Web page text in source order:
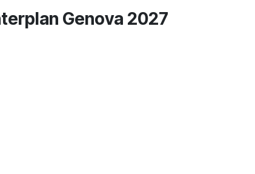
Genova 2027